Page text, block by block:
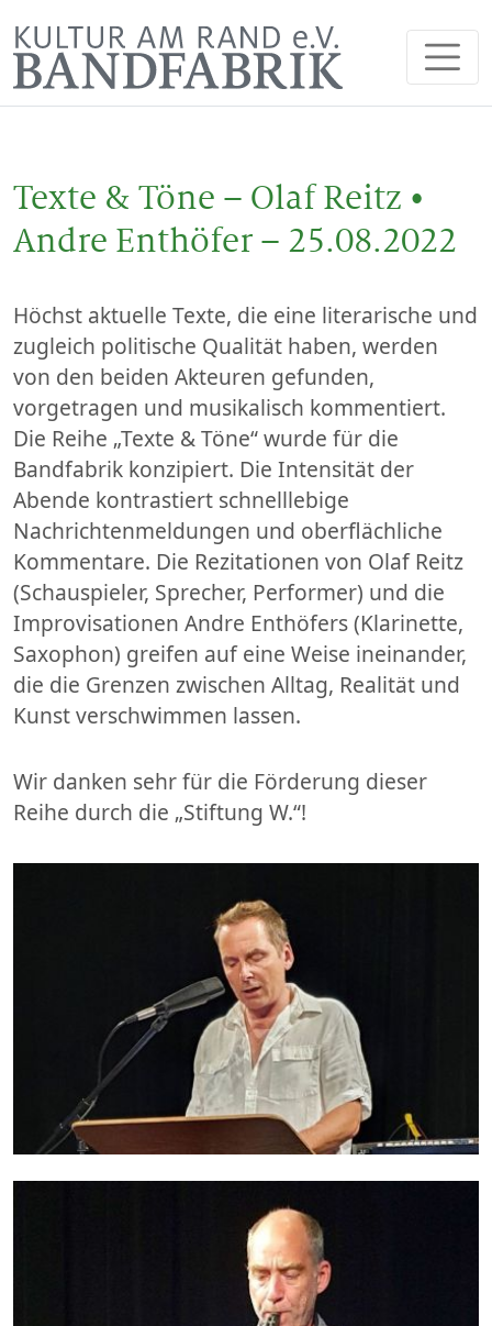
Texte & Töne – Olaf Reitz •
Andre Enthöfer – 25.08.2022
Höchst aktuelle Texte, die eine literarische und
zugleich politische Qualität haben, werden
von den beiden Akteuren gefunden,
vorgetragen und musikalisch kommentiert.
Die Reihe „Texte & Töne“ wurde für die
Bandfabrik konzipiert. Die Intensität der
Abende kontrastiert schnelllebige
Nachrichtenmeldungen und oberflächliche
Kommentare. Die Rezitationen von Olaf Reitz
(Schauspieler, Sprecher, Performer) und die
Improvisationen Andre Enthöfers (Klarinette,
Saxophon) greifen auf eine Weise ineinander,
die die Grenzen zwischen Alltag, Realität und
Kunst verschwimmen lassen.
Wir danken sehr für die Förderung dieser
Reihe durch die „Stiftung W.“!